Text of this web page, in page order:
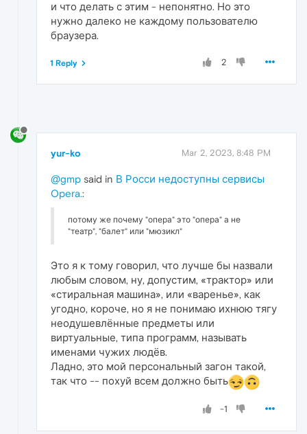
и что делать с этим - непонятно. Но это
нужно далеко не каждому пользователю
браузера.
2
1 Reply
yur-ko Mar 2, 2023, 8:48 PM
@gmp said in В Росси недоступны сервисы
Opera.:
потому же почему "опера" это "опера" а не
"театр", "балет" или "мюзикл"
Это я к тому говорил, что лучше бы назвали
любым словом, ну, допустим, «трактор» или
«стиральная машина», или «варенье», как
угодно, короче, но я не понимаю ихнюю тягу
неодушевлённые предметы или
виртуальные, типа программ, называть
именами чужих людёв.
Ладно, это мой персональный загон такой,
так что -- похуй всем должно быть
-1